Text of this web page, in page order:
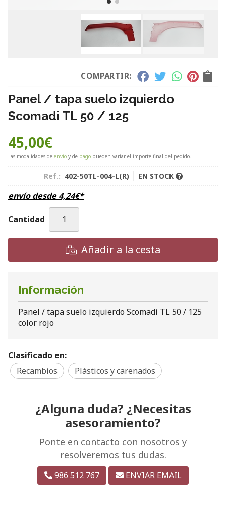
COMPARTIR:
Panel / tapa suelo izquierdo
Scomadi TL 50 / 125
45,00€
Las modalidades de envío y de pago pueden variar el importe final del pedido.
Ref.: 402-50TL-004-L(R) EN STOCK
envío desde4,24€*
Cantidad
Añadir a la cesta
Información
Panel / tapa suelo izquierdo Scomadi TL 50 / 125
color rojo
Clasificado en:
Recambios
Plásticos y carenados
¿Alguna duda? ¿Necesitas
asesoramiento?
Ponte en contacto con nosotros y
resolveremos tus dudas.
986 512 767 ENVIAR EMAIL